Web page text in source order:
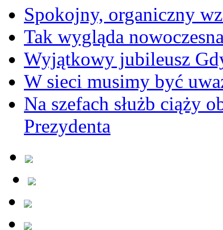
Spokojny, organiczny
Tak wygląda
Wyjątkowy jubileusz
W sieci musimy być
Na szefach służb ciąży
Prezydenta